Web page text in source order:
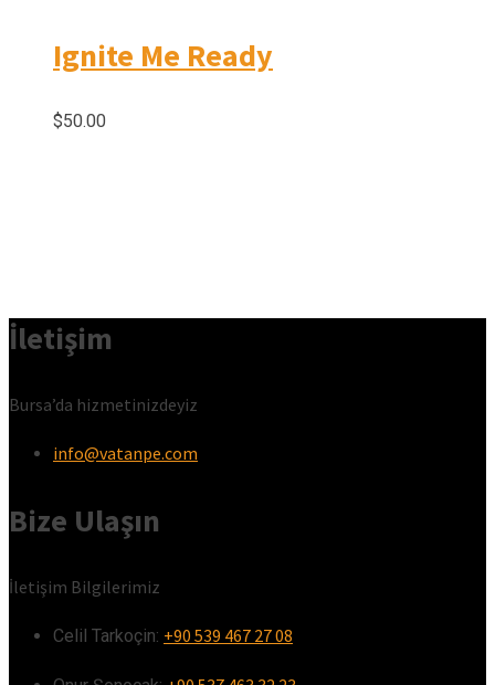
Ignite Me Ready
$50.00
İletişim
Bursa’da hizmetinizdeyiz
info@vatanpe.com
Bize Ulaşın
İletişim Bilgilerimiz
Celil Tarkoçin:ㅤ +90 539 467 27 08